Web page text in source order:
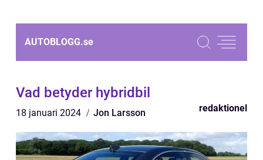
AUTOBLOGG.se
Vad betyder hybridbil
18 januari 2024 Jon Larsson redaktionel